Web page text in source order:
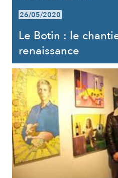
26/05/2020
Le Botin : le
renaissance